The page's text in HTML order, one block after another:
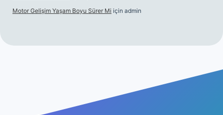
Motor Gelişim Yaşam Boyu Sürer Mi için admin